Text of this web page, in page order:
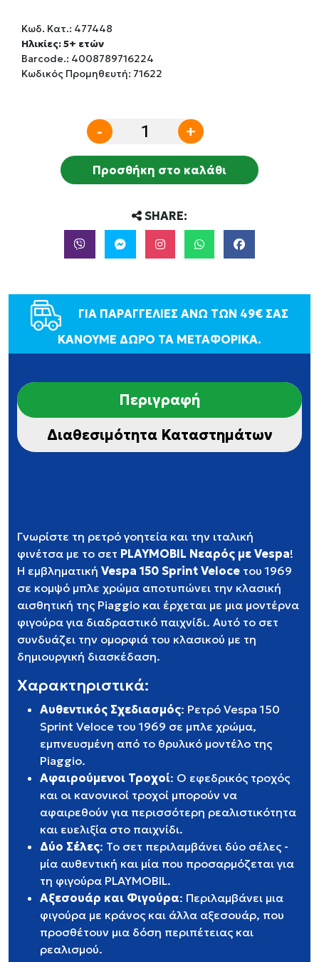
Κωδ. Κατ.: 477448
Ηλικίες: 5+ ετών
Barcode.: 4008789716224
Κωδικός Προμηθευτή: 71622
- +
Προσθήκη στο καλάθι
SHARE:
ΓΙΑ ΠΑΡΑΓΓΕΛΙΕΣ ΑΝΩ ΤΩΝ 49€ ΣΑΣ
ΚΑΝΟΥΜΕ ΔΩΡΟ ΤΑ ΜΕΤΑΦΟΡΙΚΑ.
Περιγραφή
Διαθεσιμότητα Καταστημάτων
Γνωρίστε τη ρετρό γοητεία και την ιταλική
φινέτσα με το σετ PLAYMOBIL Νεαρός με Vespa!
Η εμβληματική Vespa 150 Sprint Veloce του 1969
σε κομψό μπλε χρώμα αποτυπώνει την κλασική
αισθητική της Piaggio και έρχεται με μια μοντέρνα
φιγούρα για διαδραστικό παιχνίδι. Αυτό το σετ
συνδυάζει την ομορφιά του κλασικού με τη
δημιουργική διασκέδαση.
Χαρακτηριστικά:
Αυθεντικός Σχεδιασμός: Ρετρό Vespa 150
Sprint Veloce του 1969 σε μπλε χρώμα,
εμπνευσμένη από το θρυλικό μοντέλο της
Piaggio.
Αφαιρούμενοι Τροχοί: Ο εφεδρικός τροχός
και οι κανονικοί τροχοί μπορούν να
αφαιρεθούν για περισσότερη ρεαλιστικότητα
και ευελιξία στο παιχνίδι.
Δύο Σέλες: Το σετ περιλαμβάνει δύο σέλες -
μία αυθεντική και μία που προσαρμόζεται για
τη φιγούρα PLAYMOBIL.
Αξεσουάρ και Φιγούρα: Περιλαμβάνει μια
φιγούρα με κράνος και άλλα αξεσουάρ, που
προσθέτουν μια δόση περιπέτειας και
ρεαλισμού.